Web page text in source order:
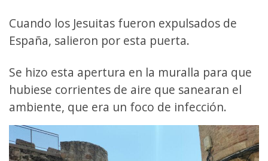
Cuando los Jesuitas fueron expulsados de
España, salieron por esta puerta.
Se hizo esta apertura en la muralla para que
hubiese corrientes de aire que sanearan el
ambiente, que era un foco de infección.